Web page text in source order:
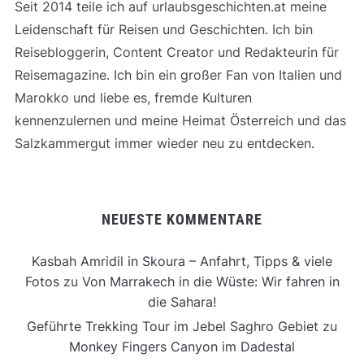
Seit 2014 teile ich auf urlaubsgeschichten.at meine
Leidenschaft für Reisen und Geschichten. Ich bin
Reisebloggerin, Content Creator und Redakteurin für
Reisemagazine. Ich bin ein großer Fan von Italien und
Marokko und liebe es, fremde Kulturen
kennenzulernen und meine Heimat Österreich und das
Salzkammergut immer wieder neu zu entdecken.
NEUESTE KOMMENTARE
Kasbah Amridil in Skoura – Anfahrt, Tipps & viele
Fotoszu Von Marrakech in die Wüste: Wir fahren in
die Sahara!
Geführte Trekking Tour im Jebel Saghro Gebiet zu
Monkey Fingers Canyon im Dadestal